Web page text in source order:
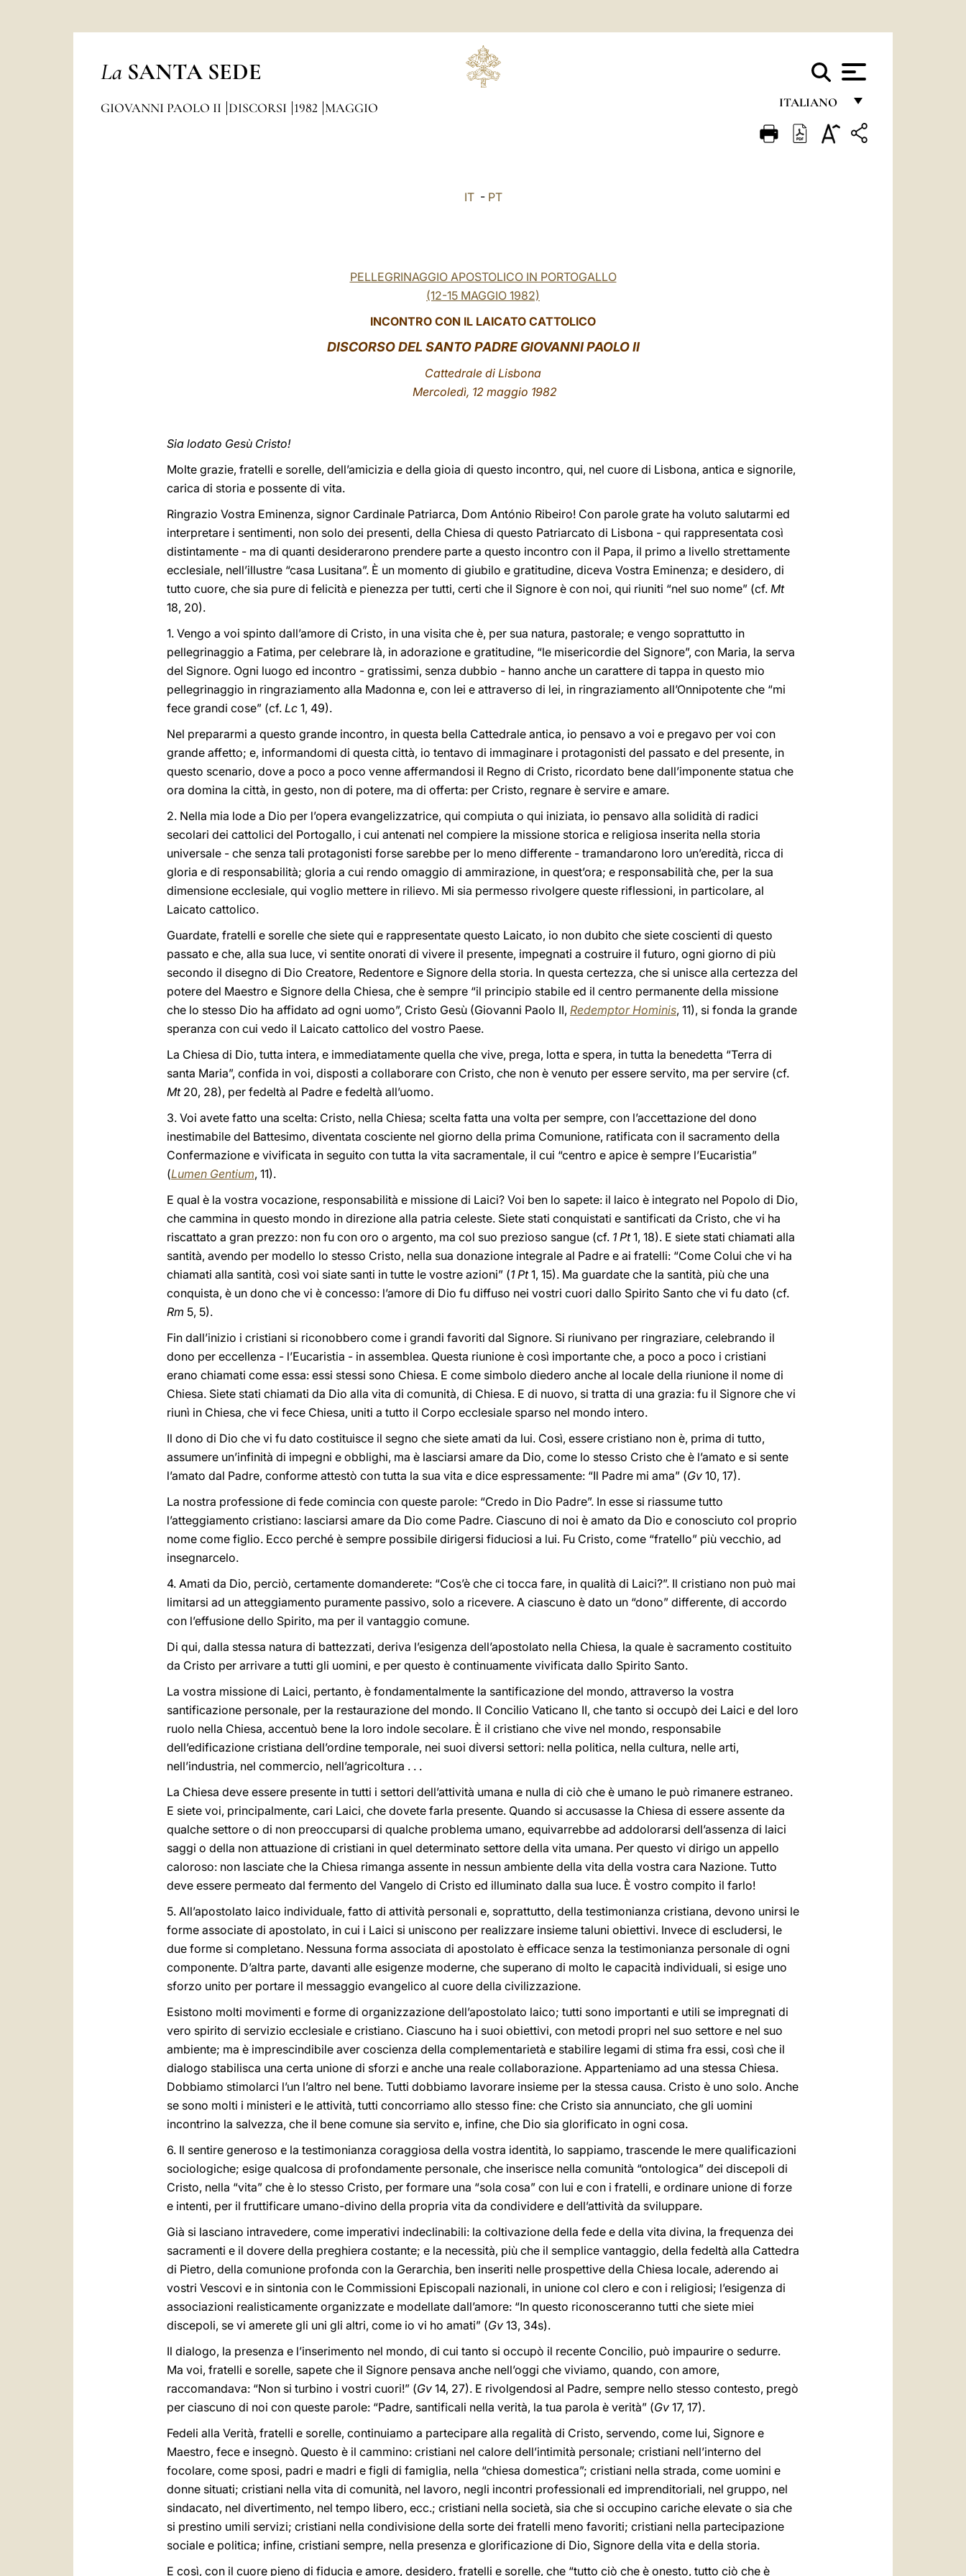
La SANTA SEDE
ITALIANO
FRANÇAIS
GIOVANNI PAOLO II DISCORSI 1982 MAGGIO
IT- PT
PELLEGRINAGGIO APOSTOLICO IN PORTOGALLO
(12-15 MAGGIO 1982)
INCONTRO CON IL LAICATO CATTOLICO
DISCORSO DEL SANTO PADRE GIOVANNI PAOLO II
Cattedrale di Lisbona
Mercoledì, 12 maggio 1982
Sia lodato Gesù Cristo!
Molte grazie, fratelli e sorelle, dell’amicizia e della gioia di questo incontro, qui, nel cuore di Lisbona, antica e signorile,
carica di storia e possente di vita.
Ringrazio Vostra Eminenza, signor Cardinale Patriarca, Dom António Ribeiro! Con parole grate ha voluto salutarmi ed
interpretare i sentimenti, non solo dei presenti, della Chiesa di questo Patriarcato di Lisbona - qui rappresentata così
distintamente - ma di quanti desiderarono prendere parte a questo incontro con il Papa, il primo a livello strettamente
ecclesiale, nell’illustre “casa Lusitana”. È un momento di giubilo e gratitudine, diceva Vostra Eminenza; e desidero, di
tutto cuore, che sia pure di felicità e pienezza per tutti, certi che il Signore è con noi, qui riuniti “nel suo nome” (cf. Mt
18, 20).
1. Vengo a voi spinto dall’amore di Cristo, in una visita che è, per sua natura, pastorale; e vengo soprattutto in
pellegrinaggio a Fatima, per celebrare là, in adorazione e gratitudine, “le misericordie del Signore”, con Maria, la serva
del Signore. Ogni luogo ed incontro - gratissimi, senza dubbio - hanno anche un carattere di tappa in questo mio
pellegrinaggio in ringraziamento alla Madonna e, con lei e attraverso di lei, in ringraziamento all’Onnipotente che “mi
fece grandi cose” (cf. Lc 1, 49).
Nel prepararmi a questo grande incontro, in questa bella Cattedrale antica, io pensavo a voi e pregavo per voi con
grande affetto; e, informandomi di questa città, io tentavo di immaginare i protagonisti del passato e del presente, in
questo scenario, dove a poco a poco venne affermandosi il Regno di Cristo, ricordato bene dall’imponente statua che
ora domina la città, in gesto, non di potere, ma di offerta: per Cristo, regnare è servire e amare.
2. Nella mia lode a Dio per l’opera evangelizzatrice, qui compiuta o qui iniziata, io pensavo alla solidità di radici
secolari dei cattolici del Portogallo, i cui antenati nel compiere la missione storica e religiosa inserita nella storia
universale - che senza tali protagonisti forse sarebbe per lo meno differente - tramandarono loro un’eredità, ricca di
gloria e di responsabilità; gloria a cui rendo omaggio di ammirazione, in quest’ora; e responsabilità che, per la sua
dimensione ecclesiale, qui voglio mettere in rilievo. Mi sia permesso rivolgere queste riflessioni, in particolare, al
Laicato cattolico.
Guardate, fratelli e sorelle che siete qui e rappresentate questo Laicato, io non dubito che siete coscienti di questo
passato e che, alla sua luce, vi sentite onorati di vivere il presente, impegnati a costruire il futuro, ogni giorno di più
secondo il disegno di Dio Creatore, Redentore e Signore della storia. In questa certezza, che si unisce alla certezza del
potere del Maestro e Signore della Chiesa, che è sempre “il principio stabile ed il centro permanente della missione
che lo stesso Dio ha affidato ad ogni uomo”, Cristo Gesù (Giovanni Paolo II, Redemptor Hominis, 11), si fonda la grande
speranza con cui vedo il Laicato cattolico del vostro Paese.
La Chiesa di Dio, tutta intera, e immediatamente quella che vive, prega, lotta e spera, in tutta la benedetta “Terra di
santa Maria”, confida in voi, disposti a collaborare con Cristo, che non è venuto per essere servito, ma per servire (cf.
Mt20, 28), per fedeltà al Padre e fedeltà all’uomo.
3. Voi avete fatto una scelta: Cristo, nella Chiesa; scelta fatta una volta per sempre, con l’accettazione del dono
inestimabile del Battesimo, diventata cosciente nel giorno della prima Comunione, ratificata con il sacramento della
Confermazione e vivificata in seguito con tutta la vita sacramentale, il cui “centro e apice è sempre l’Eucaristia”
(Lumen Gentium, 11).
E qual è la vostra vocazione, responsabilità e missione di Laici? Voi ben lo sapete: il laico è integrato nel Popolo di Dio,
che cammina in questo mondo in direzione alla patria celeste. Siete stati conquistati e santificati da Cristo, che vi ha
riscattato a gran prezzo: non fu con oro o argento, ma col suo prezioso sangue (cf. 1 Pt1, 18). E siete stati chiamati alla
santità, avendo per modello lo stesso Cristo, nella sua donazione integrale al Padre e ai fratelli: “Come Colui che vi ha
chiamati alla santità, così voi siate santi in tutte le vostre azioni” (1 Pt1, 15). Ma guardate che la santità, più che una
conquista, è un dono che vi è concesso: l’amore di Dio fu diffuso nei vostri cuori dallo Spirito Santo che vi fu dato (cf.
Rm 5, 5).
Fin dall’inizio i cristiani si riconobbero come i grandi favoriti dal Signore. Si riunivano per ringraziare, celebrando il
dono per eccellenza - l’Eucaristia - in assemblea. Questa riunione è così importante che, a poco a poco i cristiani
erano chiamati come essa: essi stessi sono Chiesa. E come simbolo diedero anche al locale della riunione il nome di
Chiesa. Siete stati chiamati da Dio alla vita di comunità, di Chiesa. E di nuovo, si tratta di una grazia: fu il Signore che vi
riunì in Chiesa, che vi fece Chiesa, uniti a tutto il Corpo ecclesiale sparso nel mondo intero.
Il dono di Dio che vi fu dato costituisce il segno che siete amati da lui. Così, essere cristiano non è, prima di tutto,
assumere un’infinità di impegni e obblighi, ma è lasciarsi amare da Dio, come lo stesso Cristo che è l’amato e si sente
l’amato dal Padre, conforme attestò con tutta la sua vita e dice espressamente: “Il Padre mi ama” (Gv 10, 17).
La nostra professione di fede comincia con queste parole: “Credo in Dio Padre”. In esse si riassume tutto
l’atteggiamento cristiano: lasciarsi amare da Dio come Padre. Ciascuno di noi è amato da Dio e conosciuto col proprio
nome come figlio. Ecco perché è sempre possibile dirigersi fiduciosi a lui. Fu Cristo, come “fratello” più vecchio, ad
insegnarcelo.
4. Amati da Dio, perciò, certamente domanderete: “Cos’è che ci tocca fare, in qualità di Laici?”. Il cristiano non può mai
limitarsi ad un atteggiamento puramente passivo, solo a ricevere. A ciascuno è dato un “dono” differente, di accordo
con l’effusione dello Spirito, ma per il vantaggio comune.
Di qui, dalla stessa natura di battezzati, deriva l’esigenza dell’apostolato nella Chiesa, la quale è sacramento costituito
da Cristo per arrivare a tutti gli uomini, e per questo è continuamente vivificata dallo Spirito Santo.
La vostra missione di Laici, pertanto, è fondamentalmente la santificazione del mondo, attraverso la vostra
santificazione personale, per la restaurazione del mondo. Il Concilio Vaticano II, che tanto si occupò dei Laici e del loro
ruolo nella Chiesa, accentuò bene la loro indole secolare. È il cristiano che vive nel mondo, responsabile
dell’edificazione cristiana dell’ordine temporale, nei suoi diversi settori: nella politica, nella cultura, nelle arti,
nell’industria, nel commercio, nell’agricoltura . . .
La Chiesa deve essere presente in tutti i settori dell’attività umana e nulla di ciò che è umano le può rimanere estraneo.
E siete voi, principalmente, cari Laici, che dovete farla presente. Quando si accusasse la Chiesa di essere assente da
qualche settore o di non preoccuparsi di qualche problema umano, equivarrebbe ad addolorarsi dell’assenza di laici
saggi o della non attuazione di cristiani in quel determinato settore della vita umana. Per questo vi dirigo un appello
caloroso: non lasciate che la Chiesa rimanga assente in nessun ambiente della vita della vostra cara Nazione. Tutto
deve essere permeato dal fermento del Vangelo di Cristo ed illuminato dalla sua luce. È vostro compito il farlo!
5. All’apostolato laico individuale, fatto di attività personali e, soprattutto, della testimonianza cristiana, devono unirsi le
forme associate di apostolato, in cui i Laici si uniscono per realizzare insieme taluni obiettivi. Invece di escludersi, le
due forme si completano. Nessuna forma associata di apostolato è efficace senza la testimonianza personale di ogni
componente. D’altra parte, davanti alle esigenze moderne, che superano di molto le capacità individuali, si esige uno
sforzo unito per portare il messaggio evangelico al cuore della civilizzazione.
Esistono molti movimenti e forme di organizzazione dell’apostolato laico; tutti sono importanti e utili se impregnati di
vero spirito di servizio ecclesiale e cristiano. Ciascuno ha i suoi obiettivi, con metodi propri nel suo settore e nel suo
ambiente; ma è imprescindibile aver coscienza della complementarietà e stabilire legami di stima fra essi, così che il
dialogo stabilisca una certa unione di sforzi e anche una reale collaborazione. Apparteniamo ad una stessa Chiesa.
Dobbiamo stimolarci l’un l’altro nel bene. Tutti dobbiamo lavorare insieme per la stessa causa. Cristo è uno solo. Anche
se sono molti i ministeri e le attività, tutti concorriamo allo stesso fine: che Cristo sia annunciato, che gli uomini
incontrino la salvezza, che il bene comune sia servito e, infine, che Dio sia glorificato in ogni cosa.
6. Il sentire generoso e la testimonianza coraggiosa della vostra identità, lo sappiamo, trascende le mere qualificazioni
sociologiche; esige qualcosa di profondamente personale, che inserisce nella comunità “ontologica” dei discepoli di
Cristo, nella “vita” che è lo stesso Cristo, per formare una “sola cosa” con lui e con i fratelli, e ordinare unione di forze
e intenti, per il fruttificare umano-divino della propria vita da condividere e dell’attività da sviluppare.
Già si lasciano intravedere, come imperativi indeclinabili: la coltivazione della fede e della vita divina, la frequenza dei
sacramenti e il dovere della preghiera costante; e la necessità, più che il semplice vantaggio, della fedeltà alla Cattedra
di Pietro, della comunione profonda con la Gerarchia, ben inseriti nelle prospettive della Chiesa locale, aderendo ai
vostri Vescovi e in sintonia con le Commissioni Episcopali nazionali, in unione col clero e con i religiosi; l’esigenza di
associazioni realisticamente organizzate e modellate dall’amore: “In questo riconosceranno tutti che siete miei
discepoli, se vi amerete gli uni gli altri, come io vi ho amati” (Gv 13, 34s).
Il dialogo, la presenza e l’inserimento nel mondo, di cui tanto si occupò il recente Concilio, può impaurire o sedurre.
Ma voi, fratelli e sorelle, sapete che il Signore pensava anche nell’oggi che viviamo, quando, con amore,
raccomandava: “Non si turbino i vostri cuori!” (Gv 14, 27). E rivolgendosi al Padre, sempre nello stesso contesto, pregò
per ciascuno di noi con queste parole: “Padre, santificali nella verità, la tua parola è verità” (Gv 17, 17).
Fedeli alla Verità, fratelli e sorelle, continuiamo a partecipare alla regalità di Cristo, servendo, come lui, Signore e
Maestro, fece e insegnò. Questo è il cammino: cristiani nel calore dell’intimità personale; cristiani nell’interno del
focolare, come sposi, padri e madri e figli di famiglia, nella “chiesa domestica”; cristiani nella strada, come uomini e
donne situati; cristiani nella vita di comunità, nel lavoro, negli incontri professionali ed imprenditoriali, nel gruppo, nel
sindacato, nel divertimento, nel tempo libero, ecc.; cristiani nella società, sia che si occupino cariche elevate o sia che
si prestino umili servizi; cristiani nella condivisione della sorte dei fratelli meno favoriti; cristiani nella partecipazione
sociale e politica; infine, cristiani sempre, nella presenza e glorificazione di Dio, Signore della vita e della storia.
E così, con il cuore pieno di fiducia e amore, desidero, fratelli e sorelle, che “tutto ciò che è onesto, tutto ciò che è